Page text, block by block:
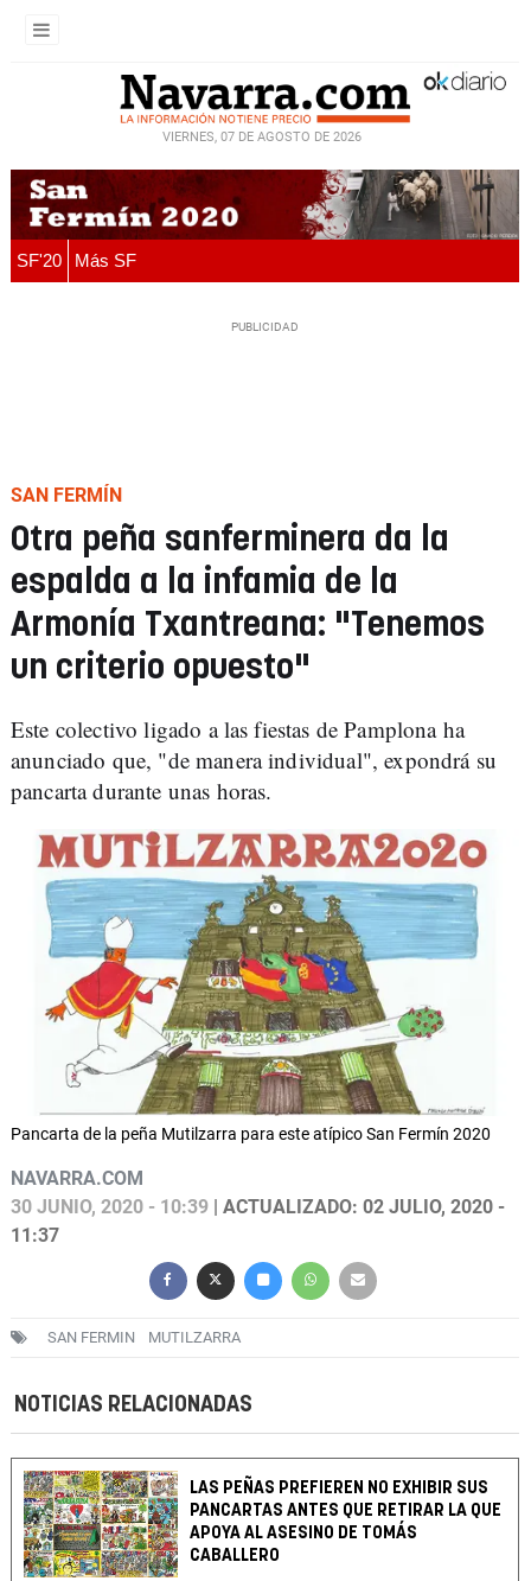
VIERNES, 07 DE AGOSTO DE 2026
SF'20 Más SF
SAN FERMÍN
Otra peña sanferminera da la
espalda a la infamia de la
Armonía Txantreana: "Tenemos
un criterio opuesto"
Este colectivo ligado a las fiestas de Pamplona ha
anunciado que, "de manera individual", expondrá su
pancarta durante unas horas.
Pancarta de la peña Mutilzarra para este atípico San Fermín 2020
NAVARRA.COM
30 JUNIO, 2020 - 10:39 | ACTUALIZADO: 02 JULIO, 2020 -
11:37
SAN FERMIN MUTILZARRA
NOTICIAS RELACIONADAS
LAS PEÑAS PREFIEREN NO EXHIBIR SUS
PANCARTAS ANTES QUE RETIRAR LA QUE
APOYA AL ASESINO DE TOMÁS
CABALLERO